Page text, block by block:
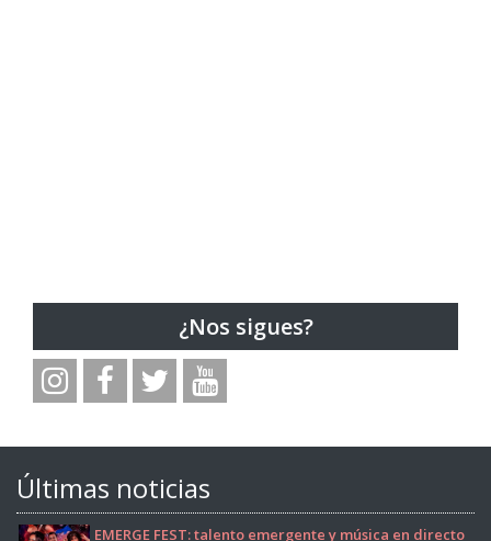
¿Nos sigues?
Últimas noticias
EMERGE FEST: talento emergente y música en directo